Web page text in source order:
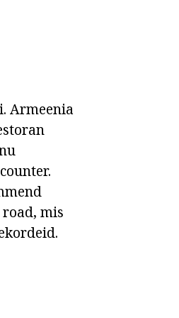
Armeenia
mis